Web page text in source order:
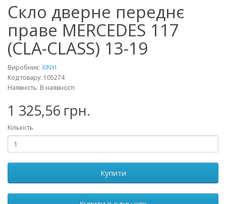
Скло дверне переднє
праве MERCEDES 117
(CLA-CLASS) 13-19
Виробник: XINYI
Код товару: 105274
Наявність: В наявності
1 325,56 грн.
Кількість
Купити